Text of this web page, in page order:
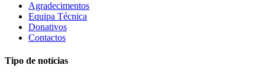
Agradecimentos
Equipa Técnica
Donativos
Contactos
Tipo de notícias